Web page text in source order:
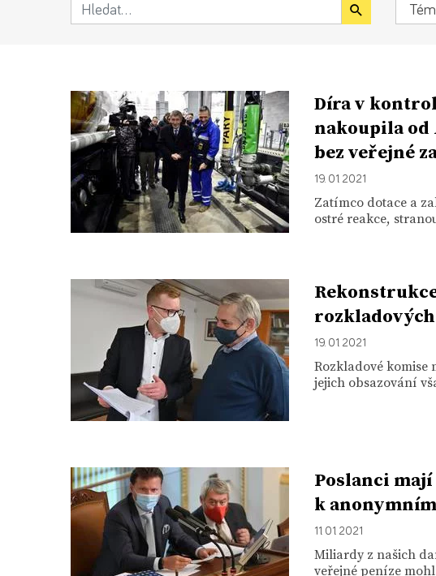
Díra v
nakoupila
bez veřejné
19. 01. 2021
Zatímco dotace a
ostré reakce,
19. 01. 2021
Rozkladové komise
jejich obsazování
Poslanci
k
11. 01. 2021
Miliardy z našich
veřejné peníze